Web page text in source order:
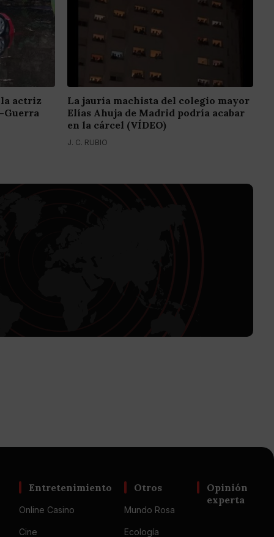
actriz
Guerra
La jauría machista del colegio mayor
Elías Ahuja de Madrid podría acabar
en la cárcel (VÍDEO)
J. C. RUBIO
Entretenimiento
Online Casino
Cine
Otros
Mundo Rosa
Ecología
Opinión
experta